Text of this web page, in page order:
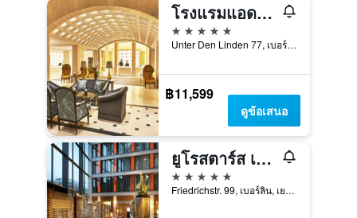
โรงแรมแอดลอน เคมปินสกี้
5 ดาว
Unter Den Linden 77, เบอร์ลิน, เยอรมนี
฿11,599
ดูข้อเสนอ
ยูโรสตาร์ส เบอร์ลิน
5 ดาว
Friedrichstr. 99, เบอร์ลิน, เยอรมนี